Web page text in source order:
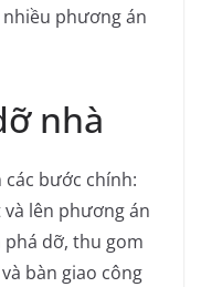
phương án
nhà
bước chính:
lên phương án
dỡ, thu gom
bàn giao công